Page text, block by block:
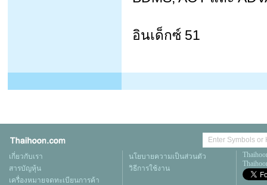
อินเด็กซ์ 51
เกี่ยวกับเรา
สารบัญหุ้น
เครื่องหมายจดทะเบียนการค้า
นโยบายความเป็นส่วนตัว
วิธีการใช้งาน